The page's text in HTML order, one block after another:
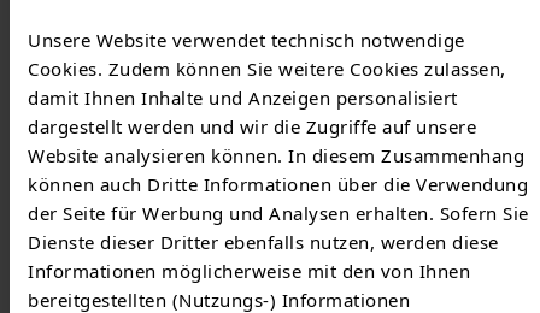
Unsere Website verwendet technisch notwendige
Cookies. Zudem können Sie weitere Cookies zulassen,
damit Ihnen Inhalte und Anzeigen personalisiert
dargestellt werden und wir die Zugriffe auf unsere
Website analysieren können. In diesem Zusammenhang
können auch Dritte Informationen über die Verwendung
der Seite für Werbung und Analysen erhalten. Sofern Sie
Dienste dieser Dritter ebenfalls nutzen, werden diese
Informationen möglicherweise mit den von Ihnen
bereitgestellten (Nutzungs-) Informationen
NAV: Preisblatt (221 KB)
Netzanschlussvertrag für nicht
leistungsgemessene Anschlussnehmer (135 KB)
Netzanschlussvertrag für leistungsgemessene
Anschlussnehmer (313 KB)
Merkblatt zu Anschlusskosten (159 KB)
Vollmacht für Anlagenbetreiber (181 KB)